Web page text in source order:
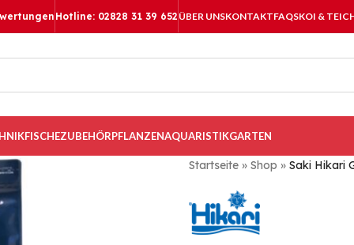
Hotline: 02828 31 39 652 ÜBER UNSKONTAKTFAQSKOI &
FISCHEZUBEHÖRPFLANZENAQUARISTIKGARTEN
Startseite » Shop » Saki Hikari